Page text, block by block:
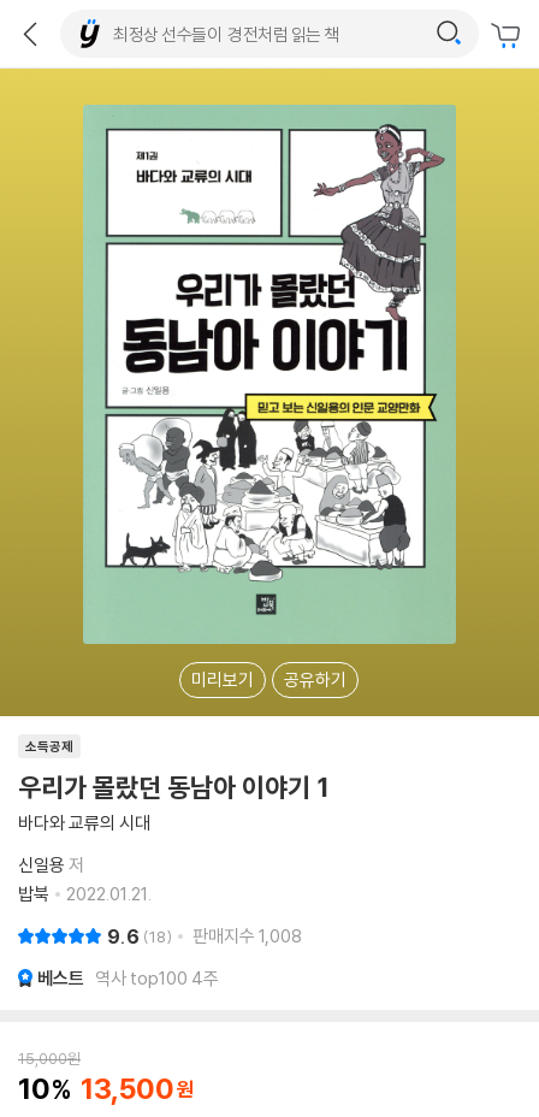
미리보기 공유하기
소득공제
우리가 몰랐던 동남아 이야기 1
바다와 교류의 시대
신일용 저
밥북
2022.01.21.
9.6 18 판매지수 1,008
베스트 역사 top100 4주
15,000원
10 13,500